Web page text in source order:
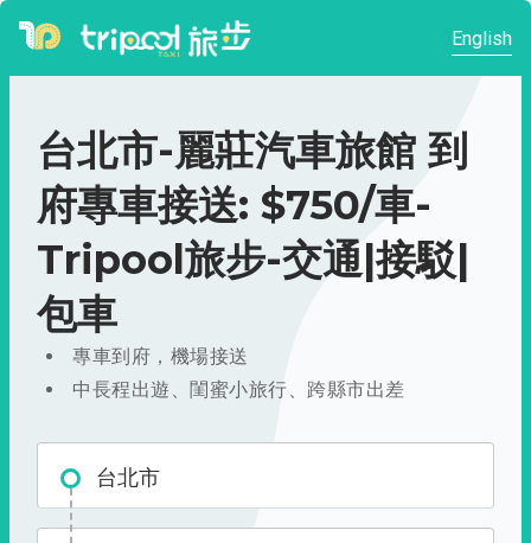
English
台北市-麗莊汽車旅館 到
府專車接送: $750/車-
Tripool旅步-交通|接駁|
包車
專車到府，機場接送
中長程出遊、閨蜜小旅行、跨縣市出差
台北市